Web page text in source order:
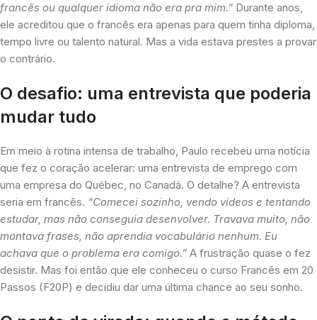
francês ou qualquer idioma não era pra mim.” Durante anos,
ele acreditou que o francês era apenas para quem tinha diploma,
tempo livre ou talento natural. Mas a vida estava prestes a provar
o contrário.
O desafio: uma entrevista que poderia
mudar tudo
Em meio à rotina intensa de trabalho, Paulo recebeu uma notícia
que fez o coração acelerar: uma entrevista de emprego com
uma empresa do Québec, no Canadá. O detalhe? A entrevista
seria em francês. “Comecei sozinho, vendo vídeos e tentando
estudar, mas não conseguia desenvolver. Travava muito, não
montava frases, não aprendia vocabulário nenhum. Eu
achava que o problema era comigo.” A frustração quase o fez
desistir. Mas foi então que ele conheceu o curso Francês em 20
Passos (F20P) e decidiu dar uma última chance ao seu sonho.